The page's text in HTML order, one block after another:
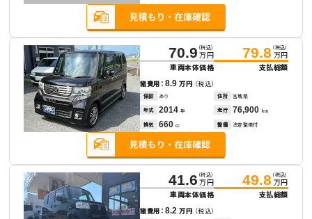
70.9 （税込）
万円
車両本体価格
79.8 （税込）
万円
支払総額
諸費用：8.9万円 （税込）
保証 あり 住所 宮城県
年式 2014 年 走行 76,900 km
排気 660 cc 整備 法定整備付
41.6 （税込）
万円
車両本体価格
49.8 （税込）
万円
支払総額
諸費用：8.2万円 （税込）